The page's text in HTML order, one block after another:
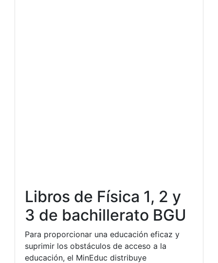
Libros de Física 1, 2 y
3 de bachillerato BGU
Para proporcionar una educación eficaz y
suprimir los obstáculos de acceso a la
educación, el MinEduc distribuye